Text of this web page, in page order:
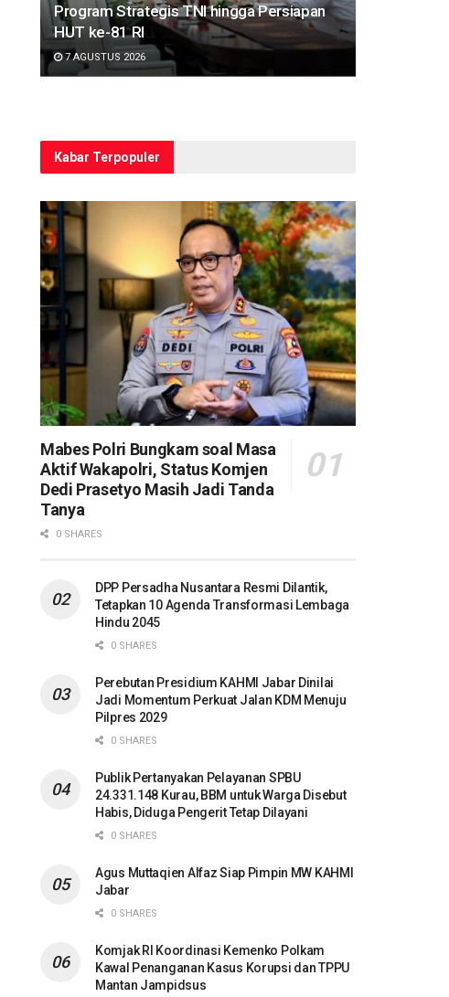
Program Strategis TNI hingga Persiapan
HUT ke-81 RI
7 AGUSTUS 2026
Kabar Terpopuler
Mabes Polri Bungkam soal Masa
Aktif Wakapolri, Status Komjen
Dedi Prasetyo Masih Jadi Tanda
Tanya
0 SHARES
DPP Persadha Nusantara Resmi Dilantik,
Tetapkan 10 Agenda Transformasi Lembaga
Hindu 2045
0 SHARES
Perebutan Presidium KAHMI Jabar Dinilai
Jadi Momentum Perkuat Jalan KDM Menuju
Pilpres 2029
0 SHARES
Publik Pertanyakan Pelayanan SPBU
24.331.148 Kurau, BBM untuk Warga Disebut
Habis, Diduga Pengerit Tetap Dilayani
0 SHARES
Agus Muttaqien Alfaz Siap Pimpin MW KAHMI
Jabar
0 SHARES
Komjak RI Koordinasi Kemenko Polkam
Kawal Penanganan Kasus Korupsi dan TPPU
Mantan Jampidsus